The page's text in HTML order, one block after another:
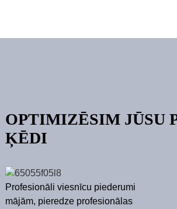
OPTIMIZĒSIM JŪSU
ĶĒDI
Profesionāli viesnīcu piederumi
mājām, pieredze profesionālas